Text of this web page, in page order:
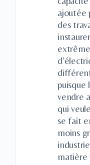
ajoutée
des
puisque
vendre
qui
se fait
moins
matière